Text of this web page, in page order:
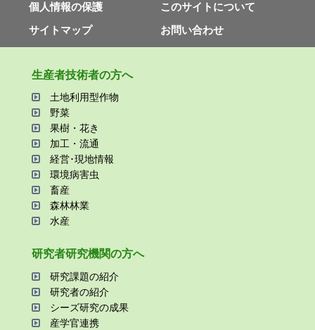
個⼈情報の保護
このサイトについて
サイトマップ
お問い合わせ
⽣産者技術者の⽅へ
⼟地利⽤型作物
野菜
果樹・花き
加⼯・流通
経営･現地情報
環境病害⾍
畜産
森林林業
⽔産
研究者研究機関の⽅へ
研究課題の紹介
研究者の紹介
シーズ研究の成果
産学官連携